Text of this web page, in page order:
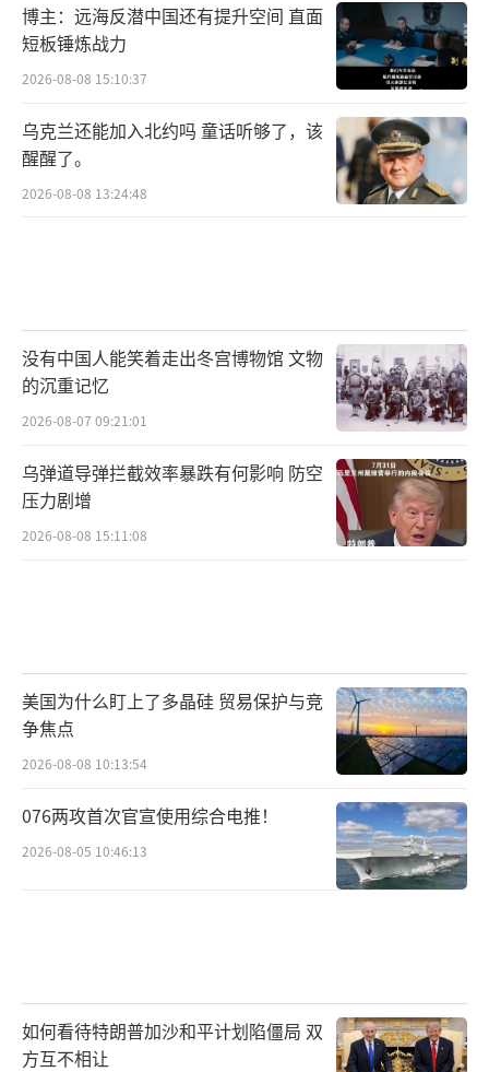
博主：远海反潜中国还有提升空间 直面
短板锤炼战力
2026-08-08 15:10:37
乌克兰还能加入北约吗 童话听够了，该
醒醒了。
2026-08-08 13:24:48
没有中国人能笑着走出冬宫博物馆 文物
的沉重记忆
2026-08-07 09:21:01
乌弹道导弹拦截效率暴跌有何影响 防空
压力剧增
2026-08-08 15:11:08
美国为什么盯上了多晶硅 贸易保护与竞
争焦点
2026-08-08 10:13:54
076两攻首次官宣使用综合电推！
2026-08-05 10:46:13
如何看待特朗普加沙和平计划陷僵局 双
方互不相让